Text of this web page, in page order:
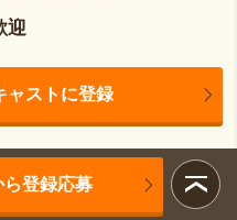
迎
ャストに登録
ら登録応募